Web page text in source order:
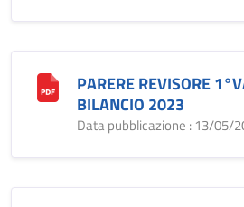
PARERE REVISORE
BILANCIO 2023
Data pubblicazione : 13/05/